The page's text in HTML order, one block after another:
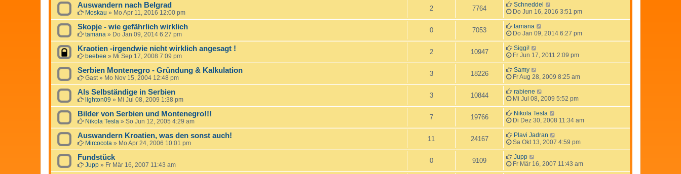
Auswandern nach Belgrad
Moskau » Mo Apr 11, 2016 12:00 pm
2 7764
Schneddel
Do Jun 16, 2016 3:51 pm
Skopje - wie gefährlich wirklich
tamana » Do Jan 09, 2014 6:27 pm
0 7053
tamana
Do Jan 09, 2014 6:27 pm
Kraotien -irgendwie nicht wirklich angesagt !
beebee » Mi Sep 17, 2008 7:09 pm
2 10947
Siggi!
Fr Jun 17, 2011 2:09 pm
Serbien Montenegro - Gründung & Kalkulation
Gast» Mo Nov 15, 2004 12:48 pm
3 18226
Samy
Fr Aug 28, 2009 8:25 am
Als Selbständige in Serbien
lighton09 » Mi Jul 08, 2009 1:38 pm
3 10844
rabiene
Mi Jul 08, 2009 5:52 pm
Bilder von Serbien und Montenegro!!!
Nikola Tesla » So Jun 12, 2005 4:29 am
7 19766
Nikola Tesla
Di Dez 30, 2008 11:34 am
Auswandern Kroatien, was den sonst auch!
Mircocota » Mo Apr 24, 2006 10:01 pm
11 24167
Plavi Jadran
Sa Okt 13, 2007 4:59 pm
Fundstück
Jupp » Fr Mär 16, 2007 11:43 am
0 9109
Jupp
Fr Mär 16, 2007 11:43 am